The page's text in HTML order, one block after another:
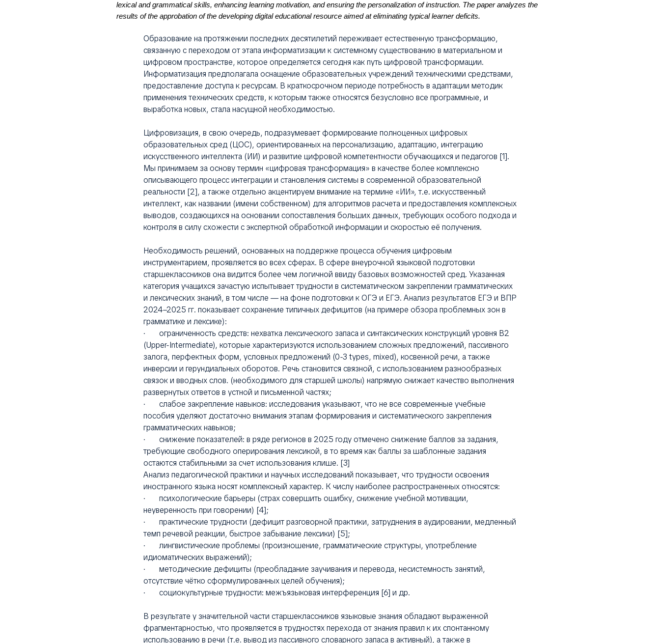
lexical and grammatical skills, enhancing learning motivation, and ensuring the personalization of instruction. The paper analyzes the
results of the approbation of the developing digital educational resource aimed at eliminating typical learner deficits.
Образование на протяжении последних десятилетий переживает естественную трансформацию,
связанную с переходом от этапа информатизации к системному существованию в материальном и
цифровом пространстве, которое определяется сегодня как путь цифровой трансформации.
Информатизация предполагала оснащение образовательных учреждений техническими средствами,
предоставление доступа к ресурсам. В краткосрочном периоде потребность в адаптации методик
применения технических средств, к которым также относятся безусловно все программные, и
выработка новых, стала насущной необходимостью.
Цифровизация, в свою очередь, подразумевает формирование полноценных цифровых
образовательных сред (ЦОС), ориентированных на персонализацию, адаптацию, интеграцию
искусственного интеллекта (ИИ) и развитие цифровой компетентности обучающихся и педагогов [1].
Мы принимаем за основу термин «цифровая трансформация» в качестве более комплексно
описывающего процесс интеграции и становления системы в современной образовательной
реальности [2], а также отдельно акцентируем внимание на термине «ИИ», т.е. искусственный
интеллект, как названии (имени собственном) для алгоритмов расчета и предоставления комплексных
выводов, создающихся на основании сопоставления больших данных, требующих особого подхода и
контроля в силу схожести с экспертной обработкой информации и скоростью её получения.
Необходимость решений, основанных на поддержке процесса обучения цифровым
инструментарием, проявляется во всех сферах. В сфере внеурочной языковой подготовки
старшеклассников она видится более чем логичной ввиду базовых возможностей сред. Указанная
категория учащихся зачастую испытывает трудности в систематическом закреплении грамматических
и лексических знаний, в том числе — на фоне подготовки к ОГЭ и ЕГЭ. Анализ результатов ЕГЭ и ВПР
2024–2025 гг. показывает сохранение типичных дефицитов (на примере обзора проблемных зон в
грамматике и лексике):
· ограниченность средств: нехватка лексического запаса и синтаксических конструкций уровня B2
(Upper-Intermediate), которые характеризуются использованием сложных предложений, пассивного
залога, перфектных форм, условных предложений (0-3 types, mixed), косвенной речи, а также
инверсии и герундиальных оборотов. Речь становится связной, с использованием разнообразных
связок и вводных слов. (необходимого для старшей школы) напрямую снижает качество выполнения
развернутых ответов в устной и письменной частях;
· слабое закрепление навыков: исследования указывают, что не все современные учебные
пособия уделяют достаточно внимания этапам формирования и систематического закрепления
грамматических навыков;
· снижение показателей: в ряде регионов в 2025 году отмечено снижение баллов за задания,
требующие свободного оперирования лексикой, в то время как баллы за шаблонные задания
остаются стабильными за счет использования клише. [3]
Анализ педагогической практики и научных исследований показывает, что трудности освоения
иностранного языка носят комплексный характер. К числу наиболее распространенных относятся:
· психологические барьеры (страх совершить ошибку, снижение учебной мотивации,
неуверенность при говорении) [4];
· практические трудности (дефицит разговорной практики, затруднения в аудировании, медленный
темп речевой реакции, быстрое забывание лексики) [5];
· лингвистические проблемы (произношение, грамматические структуры, употребление
идиоматических выражений);
· методические дефициты (преобладание заучивания и перевода, несистемность занятий,
отсутствие чётко сформулированных целей обучения);
· социокультурные трудности: межъязыковая интерференция [6] и др.
В результате у значительной части старшеклассников языковые знания обладают выраженной
фрагментарностью, что проявляется в трудностях перехода от знания правил к их спонтанному
использованию в речи (т.е. вывод из пассивного словарного запаса в активный), а также в